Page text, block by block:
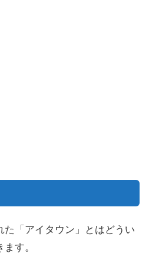
た「アイタウン」とはどうい
す。